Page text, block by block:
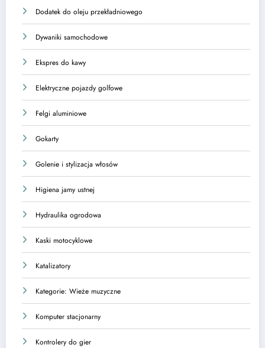
Dodatek do oleju przekładniowego
Dywaniki samochodowe
Ekspres do kawy
Elektryczne pojazdy golfowe
Felgi aluminiowe
Gokarty
Golenie i stylizacja włosów
Higiena jamy ustnej
Hydraulika ogrodowa
Kaski motocyklowe
Katalizatory
Kategorie: Wieże muzyczne
Komputer stacjonarny
Kontrolery do gier